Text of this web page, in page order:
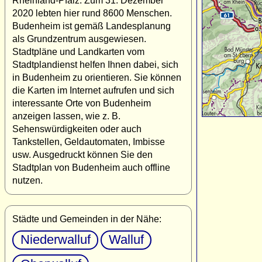
2020 lebten hier rund 8600 Menschen.
Budenheim ist gemäß Landesplanung
als Grundzentrum ausgewiesen.
Stadtpläne und Landkarten vom
Stadtplandienst helfen Ihnen dabei, sich
in Budenheim zu orientieren. Sie können
die Karten im Internet aufrufen und sich
interessante Orte von Budenheim
anzeigen lassen, wie z. B.
Sehenswürdigkeiten oder auch
Tankstellen, Geldautomaten, Imbisse
usw. Ausgedruckt können Sie den
Stadtplan von Budenheim auch offline
nutzen.
Städte und Gemeinden in der Nähe:
Niederwalluf
Walluf